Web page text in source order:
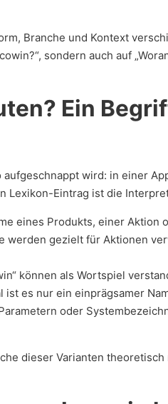
Branche und Kontext
sondern auch auf
Ein
wird: in einer
Lexikon-Eintrag ist die
eines Produkts, einer
werden gezielt für Aktionen
können als Wortspiel
ist es nur ein einprägsamer
oder
dieser Varianten